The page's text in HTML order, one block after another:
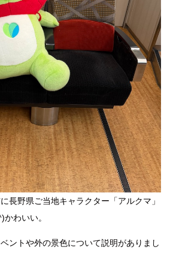
長野県ご当地キャラクター「アルクマ」
わいい。
ントや外の景色について説明がありまし